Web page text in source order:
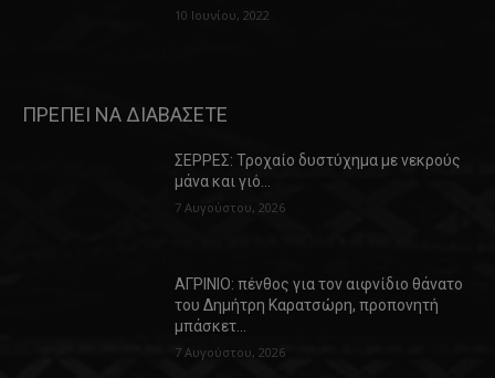
10 Ιουνίου, 2022
ΠΡΕΠΕΙ ΝΑ ΔΙΑΒΑΣΕΤΕ
ΣΕΡΡΕΣ: Τροχαίο δυστύχημα με νεκρούς
μάνα και γιό…
7 Αυγούστου, 2026
ΑΓΡΙΝΙΟ: πένθος για τον αιφνίδιο θάνατο
του Δημήτρη Καρατσώρη, προπονητή
μπάσκετ…
7 Αυγούστου, 2026